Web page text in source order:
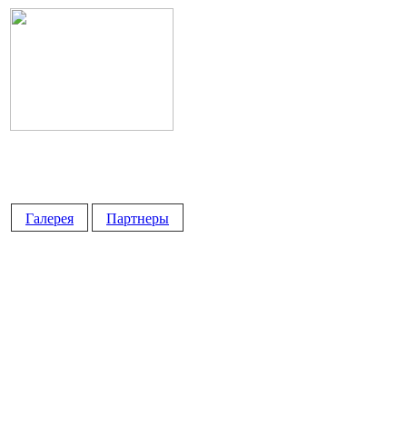
Галерея Партнеры